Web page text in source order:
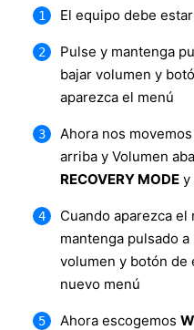
El equipo debe
Pulse y mantenga
bajar volumen y
aparezca el menú
Ahora nos
arriba y Volumen
RECOVERY MODE y
Cuando aparezca
mantenga pulsado
volumen y botón de
nuevo menú
Ahora escogemos